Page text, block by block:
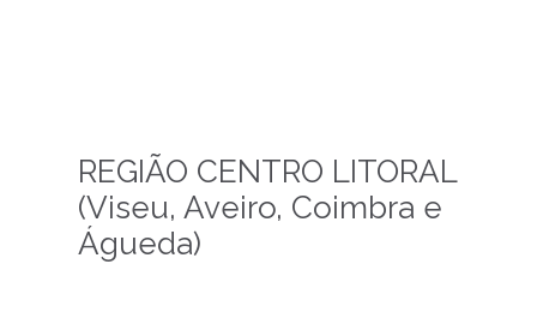
REGIÃO CENTRO LITORAL
(Viseu, Aveiro, Coimbra e
Águeda)